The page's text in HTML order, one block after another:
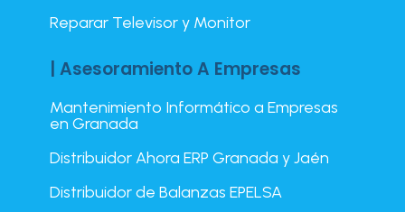
Reparar Televisor y Monitor
| Asesoramiento A Empresas
Mantenimiento Informático a Empresas
en Granada
Distribuidor Ahora ERP Granada y Jaén
Distribuidor de Balanzas EPELSA